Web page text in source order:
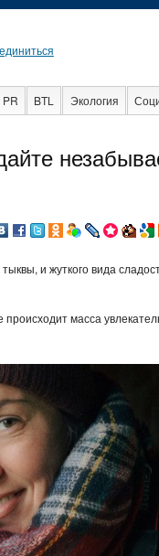
PR BTL Экология
и жуткого вида
масса